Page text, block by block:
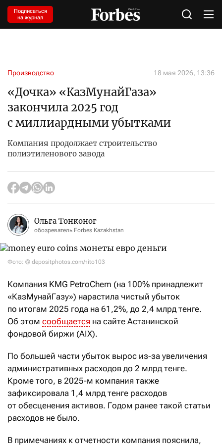
Подписаться
на журнал
Производство 18 мая 2026, 13:36
«Дочка» «КазМунайГаза»
закончила 2025 год
с миллиардными убытками
Компания продолжает строительство
полиэтиленового завода
Ольга Тонконог
обозреватель Forbes Kazakhstan
Фото: © depositphotos.com/nito103
Компания KMG PetroChem (на 100% принадлежит
«КазМунайГазу») нарастила чистый убыток
по итогам 2025 года на 61,2%, до 2,4 млрд тенге.
Об этом сообщается на сайте Астанинской
фондовой биржи (AIX).
По большей части убыток вырос из-за увеличения
административных расходов до 2 млрд тенге.
Кроме того, в 2025-м компания также
зафиксировала 1,4 млрд тенге расходов
от обесценения активов. Годом ранее такой статьи
расходов не было.
В примечаниях к отчетности компания пояснила,